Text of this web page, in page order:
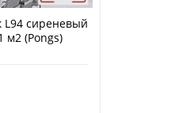
L94 сиреневый
м2 (Pongs)